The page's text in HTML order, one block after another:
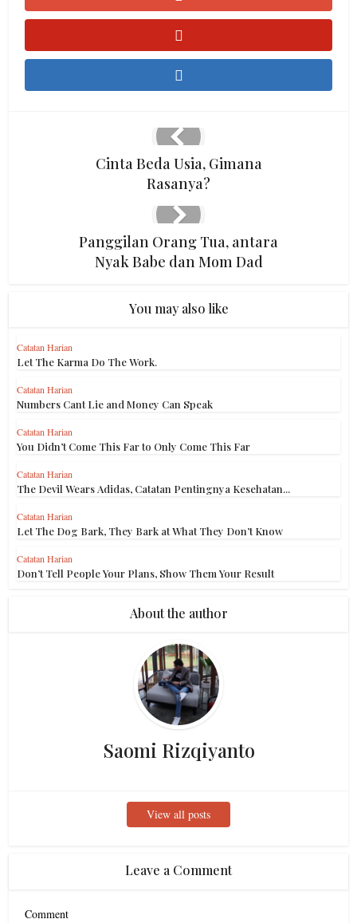
Cinta Beda Usia, Gimana
Rasanya?
Panggilan Orang Tua, antara
Nyak Babe dan Mom Dad
You may also like
Catatan Harian
Let The Karma Do The Work.
Catatan Harian
Numbers Cant Lie and Money Can Speak
Catatan Harian
You Didn’t Come This Far to Only Come This Far
Catatan Harian
The Devil Wears Adidas, Catatan Pentingnya Kesehatan...
Catatan Harian
Let The Dog Bark, They Bark at What They Don’t Know
Catatan Harian
Don’t Tell People Your Plans, Show Them Your Result
About the author
Saomi Rizqiyanto
View all posts
Leave a Comment
Comment